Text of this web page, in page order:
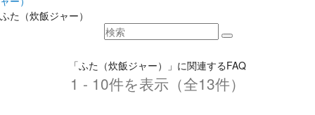
ふた（炊飯ジャー）
「ふた（炊飯ジャー）」に関連するFAQ
1 - 10件を表示（全13件）